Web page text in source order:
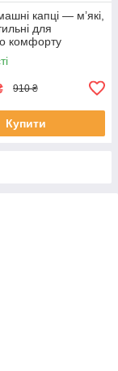
капці — м’які,
для
комфорту
910 ₴
Купити